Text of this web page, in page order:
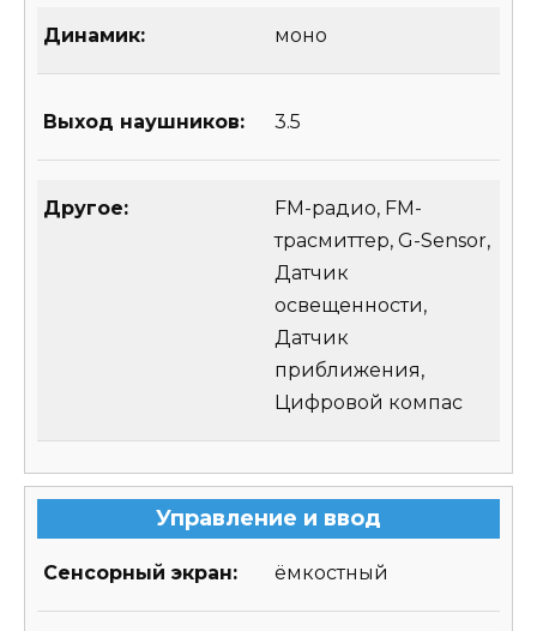
Динамик: моно
Выход наушников: 3.5
Другое:
FM-радио, FM-
трасмиттер, G-Sensor,
Датчик
освещенности,
Датчик
приближения,
Цифровой компас
Управление и ввод
Сенсорный экран: ёмкостный